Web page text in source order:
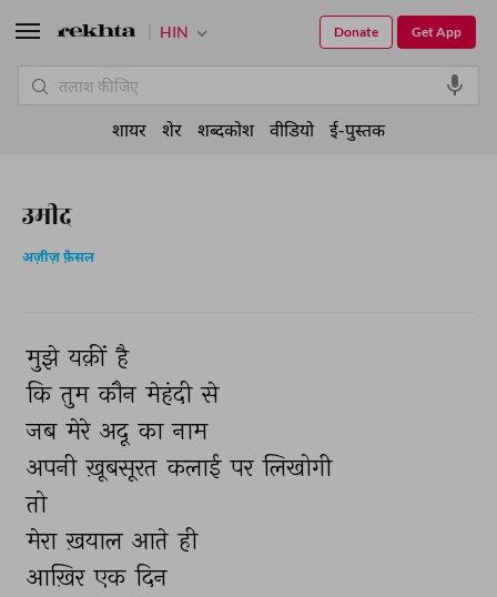
उमीद
अज़ीज़ फ़ैसल
मुझे यक़ीं है
कि तुम कौन मेहंदी से
जब मेरे अदू का नाम
अपनी ख़ूबसूरत कलाई पर लिखोगी
तो
मेरा ख़याल आते ही
आख़िर एक दिन
HIN Get App
Donate
शायर शेर शब्दकोश वीडियो ई-पुस्तक